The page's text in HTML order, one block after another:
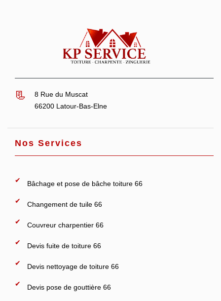
8 Rue du Muscat
66200 Latour-Bas-Elne
Nos Services
Bâchage et pose de bâche toiture 66
Changement de tuile 66
Couvreur charpentier 66
Devis fuite de toiture 66
Devis nettoyage de toiture 66
Devis pose de gouttière 66